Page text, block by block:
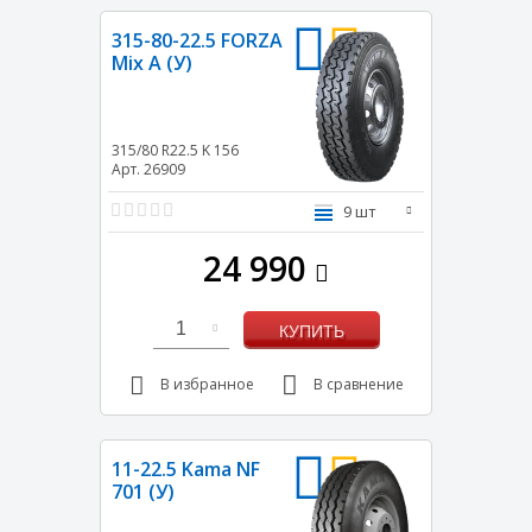
315-80-22.5 FORZA
Mix A (У)
315/80 R22.5 K 156
Арт. 26909
9 шт
24 990
1 КУПИТЬ
В избранное В сравнение
11-22.5 Kama NF
701 (У)